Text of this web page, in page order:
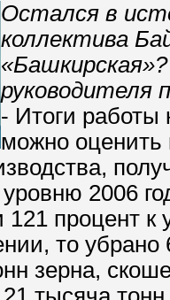
Остался в
коллектива
руководителя
- Итоги работы
можно оценить
уровню 2006
процент
то убрано
зерна,